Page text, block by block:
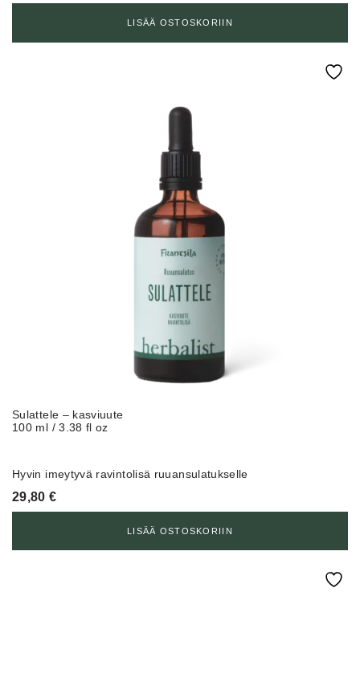
LISÄÄ OSTOSKORIIN
Sulattele – kasviuute
100 ml / 3.38 fl oz
Hyvin imeytyvä ravintolisä ruuansulatukselle
29,80€
LISÄÄ OSTOSKORIIN